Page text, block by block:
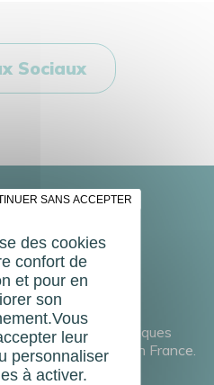
Sociaux
de portes automatiques
commercial en France.
des cookies
confort de
et pour en
son
leur
personnaliser
à activer.
SANS ACCEPTER